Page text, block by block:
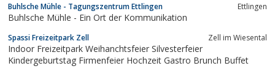
Gedenkstätten, besichtigen interessante Museen
&amp; Heimathäuser, machen Sie eine Kutschfahrt
durch...
Buhlsche Mühle - Tagungszentrum Ettlingen Ettlingen
Buhlsche Mühle - Ein Ort der Kommunikation
Spassi Freizeitpark Zell Zell im Wiesental
Indoor Freizeitpark Weihanchtsfeier Silvesterfeier
Kindergeburtstag Firmenfeier Hochzeit Gastro Brunch Buffet